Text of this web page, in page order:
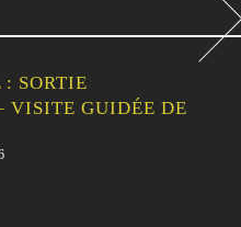
SORTIE
VISITE GUIDÉE DE